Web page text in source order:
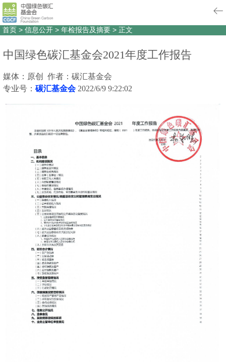
首页 > 信息公开 > 年检报告及摘要 > 正文
中国绿色碳汇基金会2021年度工作报告
媒体：原创 作者：碳汇基金会
专业号： 碳汇基金会 2022/6/9 9:22:02